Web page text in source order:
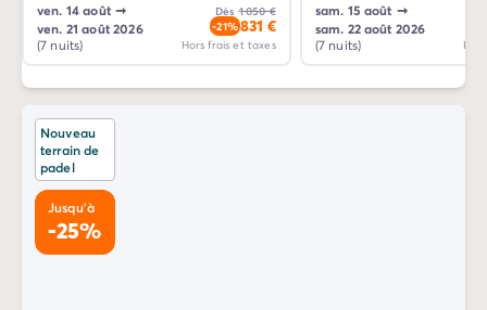
ven. 14 août ➞
ven. 21 août 2026
(7 nuits)
Dès 1 050 €
-21%831 €
Hors frais et taxes
sam. 15 août ➞
sam. 22 août 2026
(7 nuits)
Nouveau
terrain de
padel
Jusqu'à
-25%